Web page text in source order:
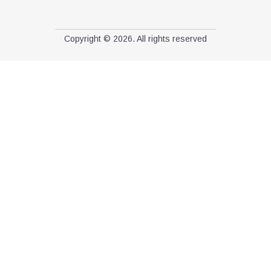
Copyright © 2026. All rights reserved